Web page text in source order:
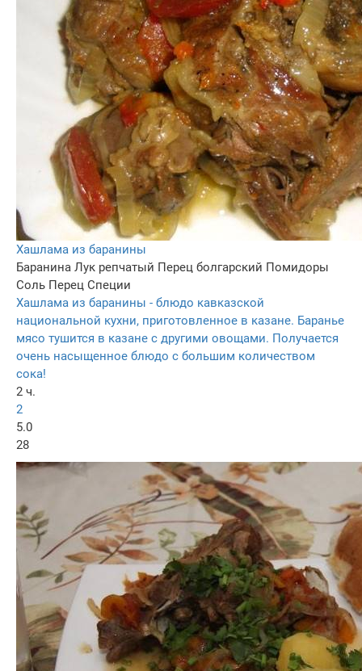
Хашлама из баранины
Баранина Лук репчатый Перец болгарский Помидоры
Соль Перец Специи
Хашлама из баранины - блюдо кавказской
национальной кухни, приготовленное в казане. Баранье
мясо тушится в казане с другими овощами. Получается
очень насыщенное блюдо с большим количеством
сока!
2 ч.
2
5.0
28